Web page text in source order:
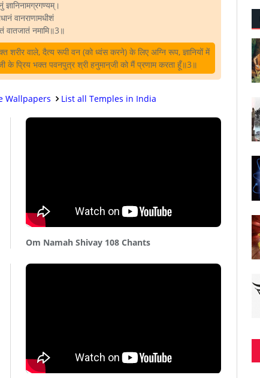
वानराणामधीशं
वातजातं नमामि॥3॥
वाले, दैत्य रूपी वन (को ध्वंस करने) के लिए अग्नि रूप, ज्ञानियों में
के प्रिय भक्त पवनपुत्र श्री हनुमान्‌जी को मैं प्रणाम करता हूँ॥3॥
Wallpapers List all Temples in India
Om Namah Shivay 108 Chants